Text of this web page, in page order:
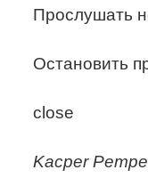
Прослушать
Остановить
close
Kacper